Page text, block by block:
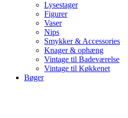
Lysestager
Figurer
Vaser
Nips
Smykker & Accessories
Knager & ophæng
Vintage til Badeværelse
Vintage til Køkkenet
Bøger